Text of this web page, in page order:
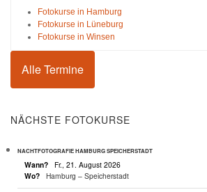
Fotokurse in Hamburg
Fotokurse in Lüneburg
Fotokurse in Winsen
Alle Termine
NÄCHSTE FOTOKURSE
NACHTFOTOGRAFIE HAMBURG SPEICHERSTADT
Wann?
Fr., 21. August 2026
Wo?
Hamburg – Speicherstadt